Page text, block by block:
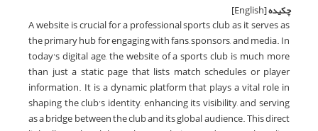
چکیده[English]
A website is crucial for a professional sports club as it serves as
the primary hub for engaging with fans, sponsors, and media. In
today's digital age, the website of a sports club is much more
than just a static page that lists match schedules or player
information. It is a dynamic platform that plays a vital role in
shaping the club’s identity, enhancing its visibility, and serving
as a bridge between the club and its global audience. This direct